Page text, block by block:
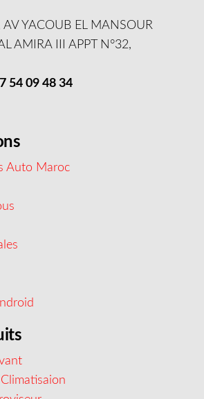
AV YACOUB EL MANSOUR
AMIRA III APPT N°32,
54 09 48 34
Auto Maroc